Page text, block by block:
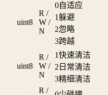
uint8
R /
W /
N
0自适应
1躲避
2忽略
3跨越
uint8
R /
W /
N
1快速清洁
2 日常清洁
3精细清洁
R /